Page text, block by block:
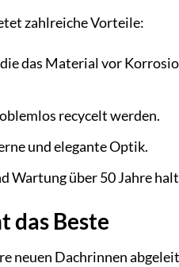
zahlreiche Vorteile:
das Material vor
recycelt werden.
und elegante Optik.
Wartung über 50 Jahre
das Beste
neuen Dachrinnen